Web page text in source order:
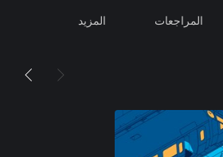
المراجعات المزيد